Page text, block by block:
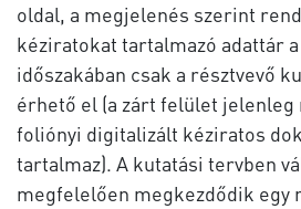
oldal, a megjelenés szerint
kéziratokat tartalmazó adattár
időszakában csak a résztvevő
érhető el (a zárt felület jelenleg
foliónyi digitalizált kéziratos
tartalmaz). A kutatási tervben
megfelelően megkezdődik egy